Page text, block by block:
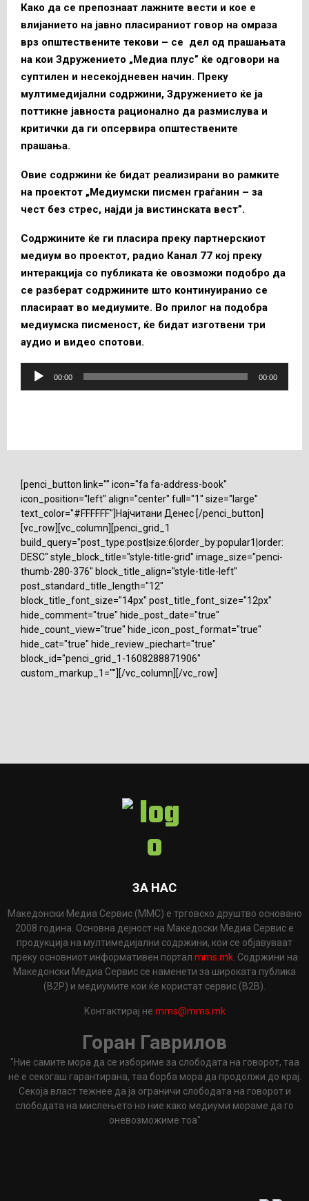
Како да се препознаат лажните вести и кое е
влијанието на јавно пласираниот говор на омраза
врз општествените текови – се дел од прашањата
на кои Здружението „Медиа плус” ќе одговори на
суптилен и несекојдневен начин. Преку
мултимедијални содржини, Здружението ќе ја
поттикне јавноста рационално да размислува и
критички да ги опсервира општествените
прашања.
Овие содржини ќе бидат реализирани во рамките
на проектот „Медиумски писмен граѓанин – за
чест без стрес, најди ја вистинската вест”.
Содржините ќе ги пласира преку партнерскиот
медиум во проектот, радио Канал 77 кој преку
интеракција со публиката ќе овозможи подобро да
се разберат содржините што континуиранио се
пласираат во медиумите. Во прилог на подобра
медиумска писменост, ќе бидат изготвени три
аудио и видео спотови.
е
ј
е
р
00:00 00:00
[penci_button link="" icon="fa fa-address-book"
icon_position="left" align="center" full="1" size="large"
text_color="#FFFFFF"]Најчитани Денес [/penci_button]
[vc_row][vc_column][penci_grid_1
build_query="post_type:post|size:6|order_by:popular1|order:
DESC" style_block_title="style-title-grid" image_size="penci-
thumb-280-376" block_title_align="style-title-left"
post_standard_title_length="12"
block_title_font_size="14px" post_title_font_size="12px"
hide_comment="true" hide_post_date="true"
hide_count_view="true" hide_icon_post_format="true"
hide_cat="true" hide_review_piechart="true"
block_id="penci_grid_1-1608288871906"
custom_markup_1=""][/vc_column][/vc_row]
ЗА НАС
Македонски Медиа Сервис (ММС) е трговско друштво основано
2008 година. Основна дејност на Македоски Медиа Сервис е
продукција на мултимедијални содржини, кои се објавуваат
преку основниот информативен портал mms.mk . Содржини на
Македонски Медиа Сервис се наменети за широката публика
(B2P) и медиумите кои ќе користат сервис (B2B).
Контактирај не mms@mms.mk
Горан Гаврилов
"Ние самите мора да се избориме за слободата на говорот, таа
не е секогаш гарантирана, таа борба мора да продолжи до крај.
Секоја власт тежнее да ја ограничи слободата на говорот и
слободата на мислењето но ние како медиуми мораме да го
оневозможиме тоа"